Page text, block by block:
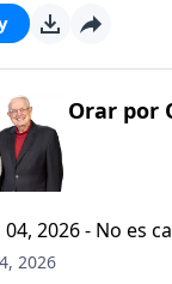
Orar por
2026 - No es casualidad
apostoles...de
2026